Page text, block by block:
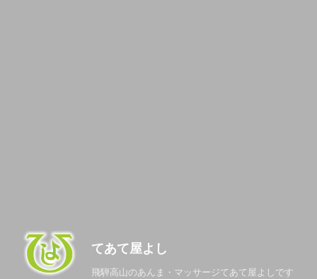
てあて屋よし
飛騨高山のあんま・マッサージてあて屋よしです